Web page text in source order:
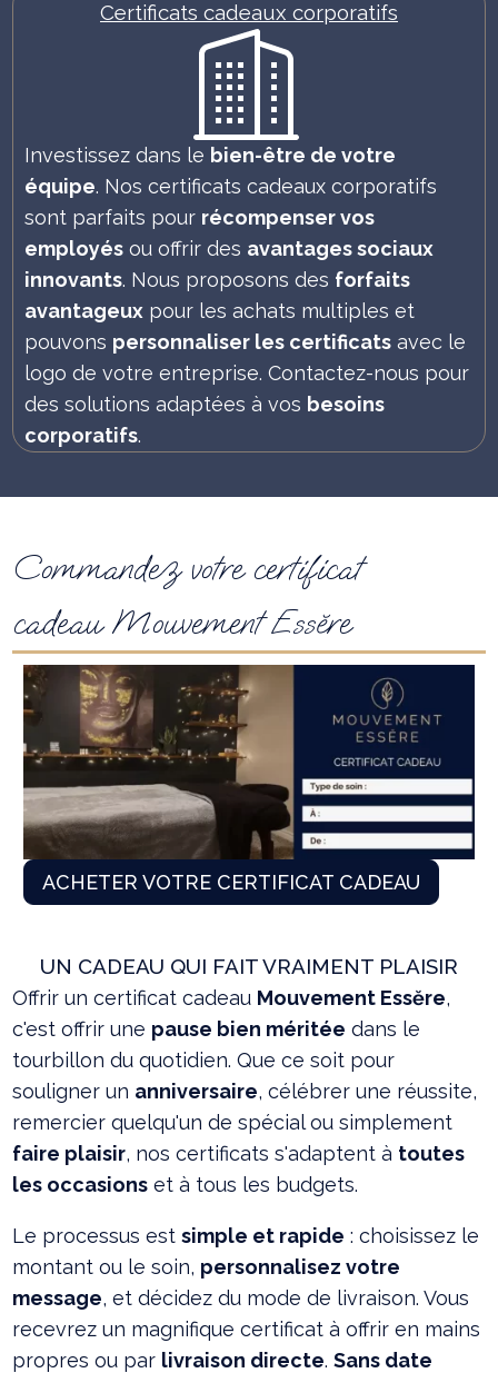
Certificats cadeaux corporatifs
Investissez dans le bien-être de votre
équipe. Nos certificats cadeaux corporatifs
sont parfaits pour récompenser vos
employés ou offrir des avantages sociaux
innovants. Nous proposons des forfaits
avantageux pour les achats multiples et
pouvons personnaliser les certificats avec le
logo de votre entreprise. Contactez-nous pour
des solutions adaptées à vos besoins
corporatifs.
Commandez votre certificat
cadeau Mouvement Essĕre
UN CADEAU QUI FAIT VRAIMENT PLAISIR
Offrir un certificat cadeau Mouvement Essĕre,
c'est offrir une pause bien méritée dans le
tourbillon du quotidien. Que ce soit pour
souligner un anniversaire, célébrer une réussite,
remercier quelqu'un de spécial ou simplement
faire plaisir, nos certificats s'adaptent à toutes
les occasions et à tous les budgets.
Le processus estsimple et rapide : choisissez le
montant ou le soin, personnalisez votre
message, et décidez du mode de livraison. Vous
recevrez un magnifique certificat à offrir en mains
propres ou par livraison directe.Sans date
ACHETER VOTRE CERTIFICAT CADEAU